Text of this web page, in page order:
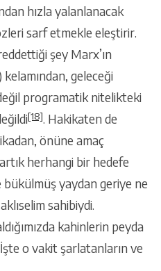
hızla yalanlanacak
sarf etmekle eleştirir.
şey Marx’ın
geleceği
programatik nitelikteki
[18]. Hakikaten de
önüne amaç
herhangi bir hedefe
yaydan geriye ne
sahibiydi.
kahinlerin peyda
o vakit şarlatanların ve